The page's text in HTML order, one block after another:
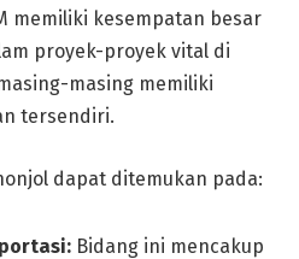
memiliki kesempatan besar
proyek-proyek vital di
masing memiliki
tersendiri.
dapat ditemukan pada:
Bidang ini mencakup